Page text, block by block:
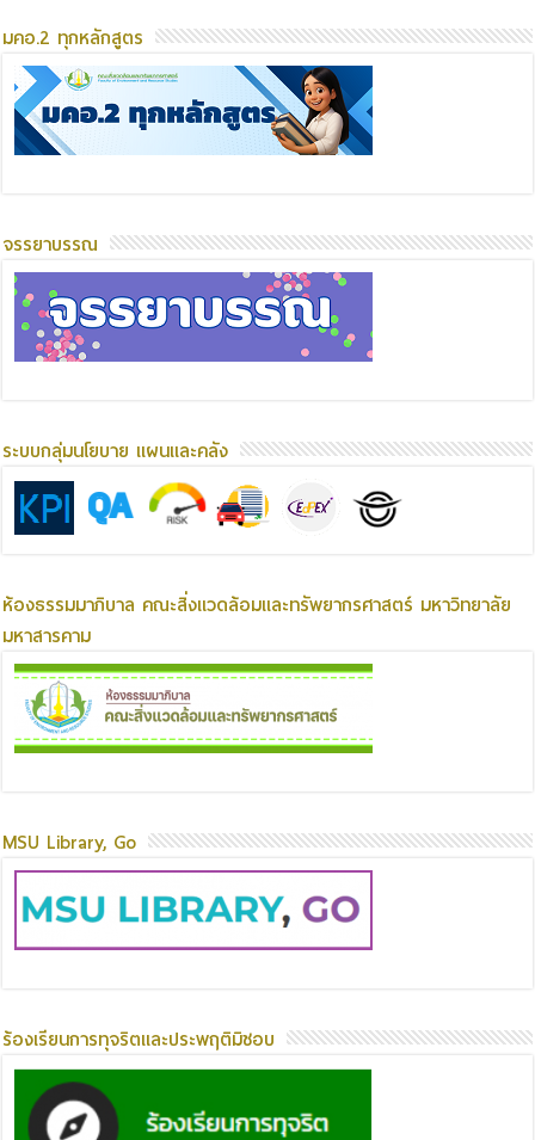
มคอ.2 ทุกหลักสูตร
จรรยาบรรณ
ระบบกลุ่มนโยบาย แผนและคลัง
ห้องธรรมมาภิบาล คณะสิ่งแวดล้อมและทรัพยากรศาสตร์ มหาวิทยาลัย
มหาสารคาม
MSU Library, Go
ร้องเรียนการทุจริตและประพฤติมิชอบ